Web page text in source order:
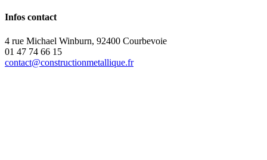
Infos contact
4 rue Michael Winburn, 92400 Courbevoie
01 47 74 66 15
contact@constructionmetallique.fr